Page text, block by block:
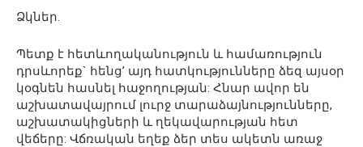
Ձկներ.
Պետք է հետևողականություն և համառություն
դրսևորեք` հենց’ այդ հատկությունները ձեզ այսօր
կօգնեն հասնել հաջողության: Հնար ավոր են
աշխատավայրում լուրջ տարաձայնությունները,
աշխատակիցների և ղեկավարության հետ
վեճերը: Վճռական եղեք ձեր տես ակետն առաջ